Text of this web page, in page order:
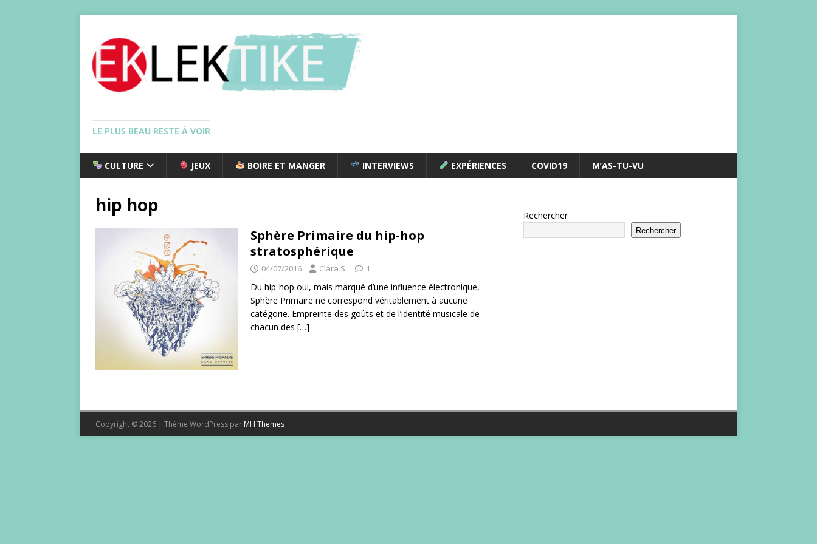
LE PLUS BEAU RESTE À VOIR
CULTURE JEUX BOIRE ET MANGER INTERVIEWS EXPÉRIENCES COVID19 M’AS-TU-VU
hip hop
Sphère Primaire du hip-hop
stratosphérique
04/07/2016 Clara S. 1
Du hip-hop oui, mais marqué d’une influence électronique,
Sphère Primaire ne correspond véritablement à aucune
catégorie. Empreinte des goûts et de l’identité musicale de
chacun des […]
Rechercher
Rechercher
Copyright © 2026 | Thème WordPress par MH Themes